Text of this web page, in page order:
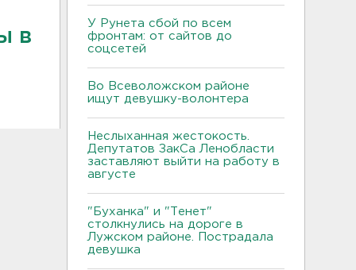
в
У Рунета сбой по всем
фронтам: от сайтов до
соцсетей
Во Всеволожском районе
ищут девушку-волонтера
Неслыханная жестокость.
Депутатов ЗакСа Ленобласти
заставляют выйти на работу в
августе
"Буханка" и "Тенет"
столкнулись на дороге в
Лужском районе. Пострадала
девушка